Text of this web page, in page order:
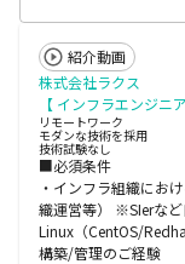
紹介動画
株式会社ラクス
【 インフラエンジニ
リモートワーク
モダンな技術を採用
技術試験なし
■必須条件
・インフラ組織にお
織運営等） ※SIerなど
Linux（CentOS/
構築/管理のご経験